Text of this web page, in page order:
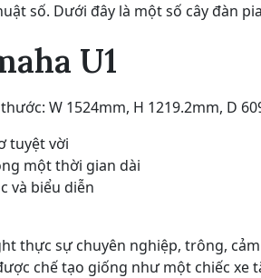
số. Dưới đây là một số cây đàn
U1
W 1524mm, H 1219.2mm, D
tuyệt vời
một thời gian dài
và biểu diễn
thực sự chuyên nghiệp, trông,
chế tạo giống như một chiếc xe